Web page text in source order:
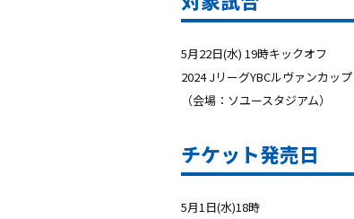
5月22日(水) 19時キックオフ
2024 JリーグYBCルヴァンカッ
（会場：ソユースタジアム）
チケット発売日
5月1日(水)18時